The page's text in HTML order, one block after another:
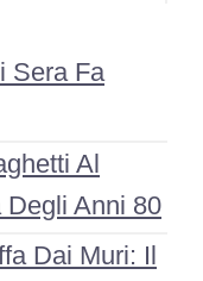
Sera Fa
Al
Degli Anni 80
Dai Muri: Il